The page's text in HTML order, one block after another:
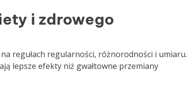
i zdrowego
regułach regularności, różnorodności i umiaru.
lepsze efekty niż gwałtowne przemiany